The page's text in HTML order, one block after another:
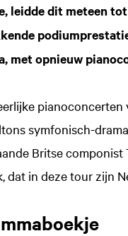
leidde dit meteen
met opnieuw
pianoconcerten
symfonisch-
Britse
dat in deze tour zijn